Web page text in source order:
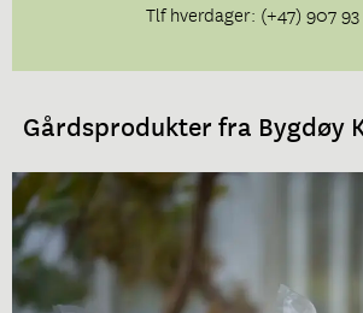
Tlf hverdager: (+47) 907
Gårdsprodukter fra Bygdøy